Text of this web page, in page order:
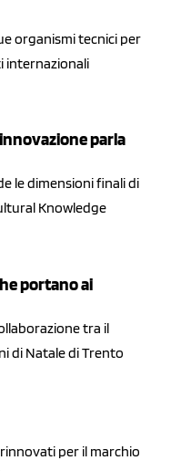
organismi tecnici per
internazionali
parla
le dimensioni finali di
Knowledge
portano ai
tra il
di Natale di Trento
per il marchio